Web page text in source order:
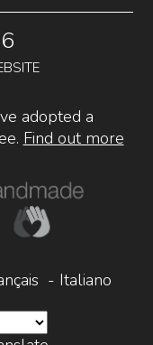
adopted a
Find out more
- Italiano